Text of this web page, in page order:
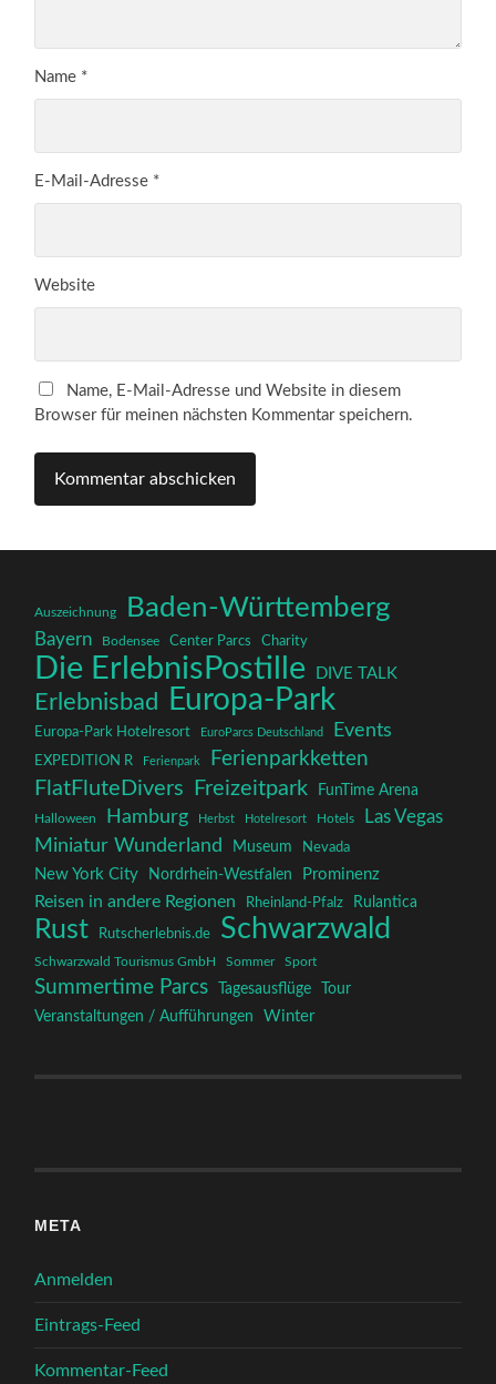
Name *
E-Mail-Adresse *
Website
Name, E-Mail-Adresse und Website in diesem
Browser für meinen nächsten Kommentar speichern.
Auszeichnung Baden-Württemberg
Bayern Bodensee Center Parcs Charity
Die ErlebnisPostille DIVE TALK
Erlebnisbad Europa-Park
Europa-Park Hotelresort EuroParcs Deutschland Events
EXPEDITION R Ferienpark Ferienparkketten
FlatFluteDivers Freizeitpark FunTime Arena
Halloween Hamburg Herbst Hotelresort Hotels
Las Vegas
Miniatur Wunderland
Museum Nevada
New York City Nordrhein-Westfalen Prominenz
Reisen in andere Regionen Rheinland-Pfalz Rulantica
Rust Rutscherlebnis.de Schwarzwald
Schwarzwald Tourismus GmbH Sommer Sport
Summertime Parcs Tagesausflüge
Tour
Veranstaltungen / Aufführungen
Winter
META
Anmelden
Eintrags-Feed
Kommentar-Feed